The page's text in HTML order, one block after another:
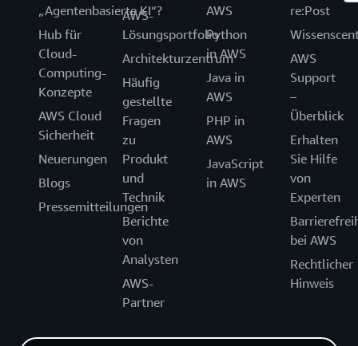
„Agentenbasierte KI“?
Hub für
Cloud-
Computing-
Konzepte
AWS Cloud
Sicherheit
Neuerungen
Blogs
Pressemitteilungen
AWS-
Lösungsportfolio
Architekturzentrum
Häufig
gestellte
Fragen
zu
Produkt
und
Technik
Berichte
von
Analysten
AWS-
Partner
AWS
Python
in AWS
Java in
AWS
PHP in
AWS
JavaScript
in AWS
re:Post
AWS
Support
–
Überblick
Erhalten
Sie Hilfe
von
Experten
bei AWS
Rechtlicher
Hinweis